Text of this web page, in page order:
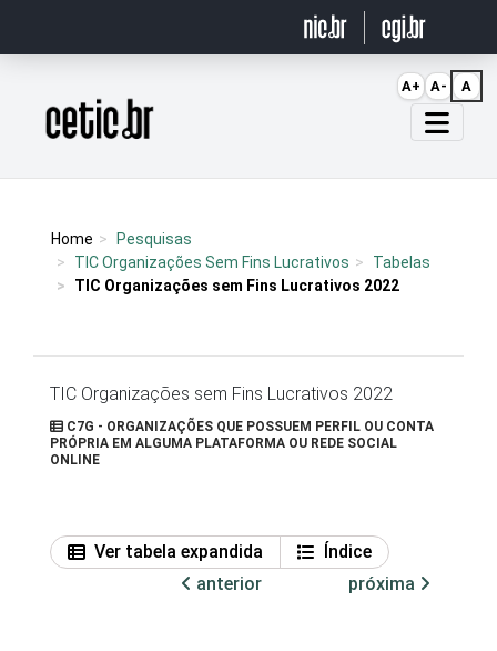
Página inicial
Home
Pesquisas
TIC Organizações Sem Fins Lucrativos
Tabelas
TIC Organizações sem Fins Lucrativos 2022
TIC Organizações sem Fins Lucrativos 2022
C7G - ORGANIZAÇÕES QUE POSSUEM PERFIL OU CONTA
PRÓPRIA EM ALGUMA PLATAFORMA OU REDE SOCIAL
ONLINE
Ver tabela expandida
Índice
anterior
próxima
A+ A- A